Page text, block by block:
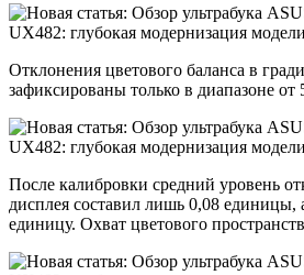
Отклонения цветового баланса в
зафиксированы только в диапазоне от
После калибровки средний уровень
дисплея составил лишь 0,08 единицы,
единицу. Охват цветового